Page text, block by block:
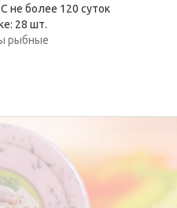
не более 120 суток
28 шт.
рыбные